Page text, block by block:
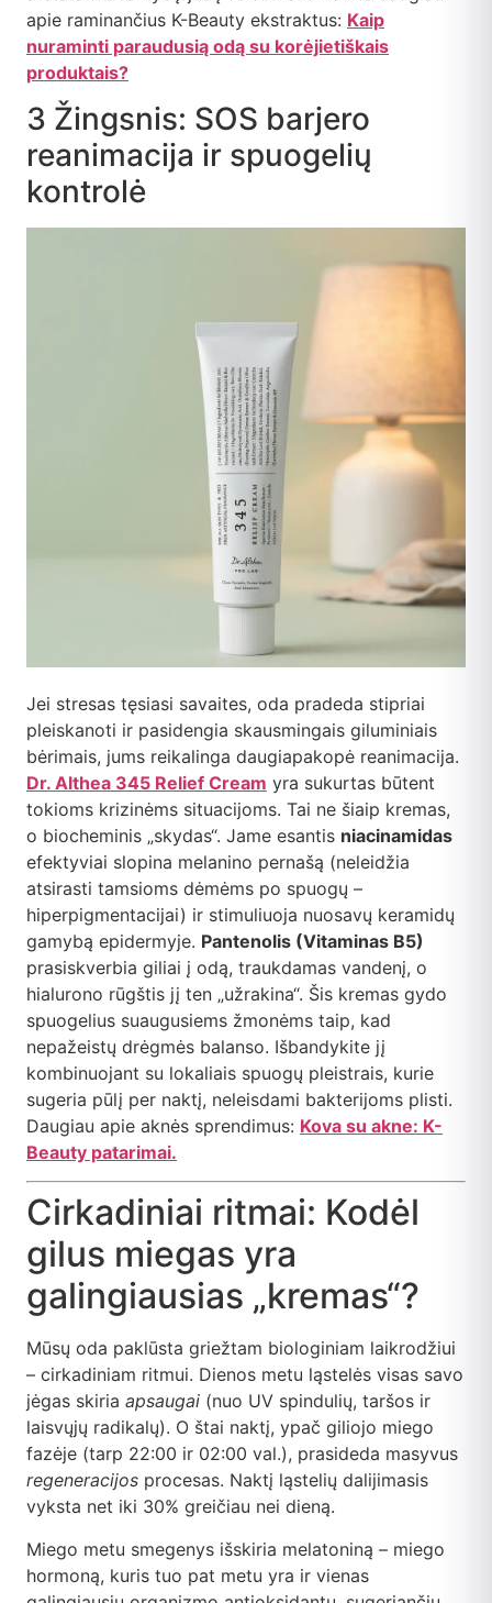
apie raminančius K-Beauty ekstraktus: Kaip
nuraminti paraudusią odą su korėjietiškais
produktais?
3 Žingsnis: SOS barjero
reanimacija ir spuogelių
kontrolė
Jei stresas tęsiasi savaites, oda pradeda stipriai
pleiskanoti ir pasidengia skausmingais giluminiais
bėrimais, jums reikalinga daugiapakopė reanimacija.
Dr. Althea 345 Relief Cream yra sukurtas būtent
tokioms krizinėms situacijoms. Tai ne šiaip kremas,
o biocheminis „skydas“. Jame esantis niacinamidas
efektyviai slopina melanino pernašą (neleidžia
atsirasti tamsioms dėmėms po spuogų –
hiperpigmentacijai) ir stimuliuoja nuosavų keramidų
gamybą epidermyje. Pantenolis (Vitaminas B5)
prasiskverbia giliai į odą, traukdamas vandenį, o
hialurono rūgštis jį ten „užrakina“. Šis kremas gydo
spuogelius suaugusiems žmonėms taip, kad
nepažeistų drėgmės balanso. Išbandykite jį
kombinuojant su lokaliais spuogų pleistrais, kurie
sugeria pūlį per naktį, neleisdami bakterijoms plisti.
Daugiau apie aknės sprendimus: Kova su akne: K-
Beauty patarimai.
Cirkadiniai ritmai: Kodėl
gilus miegas yra
galingiausias „kremas“?
Mūsų oda paklūsta griežtam biologiniam laikrodžiui
– cirkadiniam ritmui. Dienos metu ląstelės visas savo
jėgas skiria apsaugai (nuo UV spindulių, taršos ir
laisvųjų radikalų). O štai naktį, ypač giliojo miego
fazėje (tarp 22:00 ir 02:00 val.), prasideda masyvus
regeneracijos procesas. Naktį ląstelių dalijimasis
vyksta net iki 30% greičiau nei dieną.
Miego metu smegenys išskiria melatoniną – miego
hormoną, kuris tuo pat metu yra ir vienas